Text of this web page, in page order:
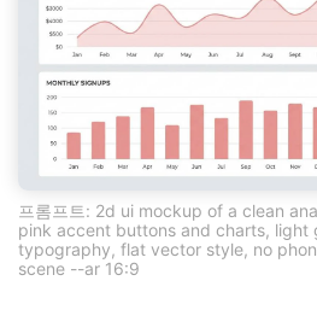
프롬프트: 2d ui mockup of a clean
pink accent buttons and charts, light
typography, flat vector style, no
scene --ar 16:9